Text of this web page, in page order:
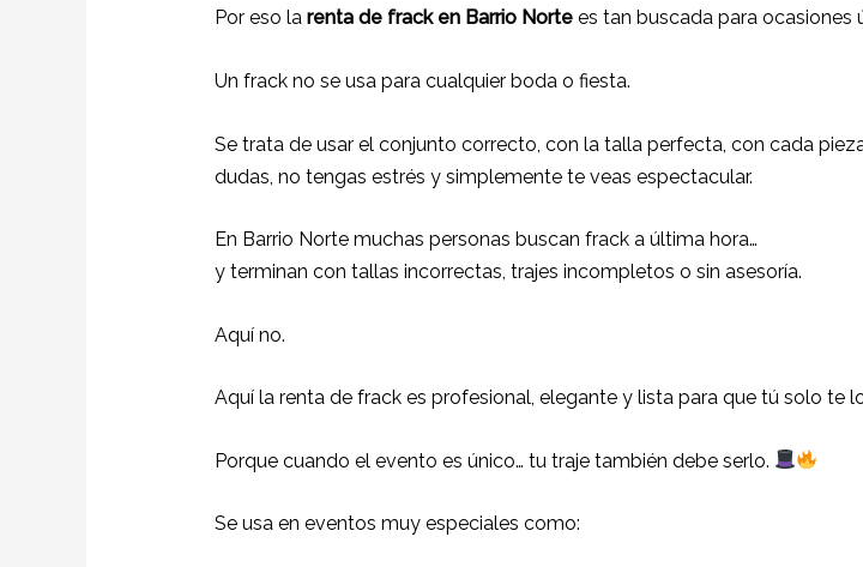
Por eso la renta de frack en Barrio Norte es tan buscada para ocasiones
Un frack no se usa para cualquier boda o fiesta.
Se trata de usar el conjunto correcto, con la talla perfecta, con cada
dudas, no tengas estrés y simplemente te veas espectacular.
En Barrio Norte muchas personas buscan frack a última hora…
y terminan con tallas incorrectas, trajes incompletos o sin asesoría.
Aquí no.
Aquí la renta de frack es profesional, elegante y lista para que tú solo te
Porque cuando el evento es único… tu traje también debe serlo.
Se usa en eventos muy especiales como: